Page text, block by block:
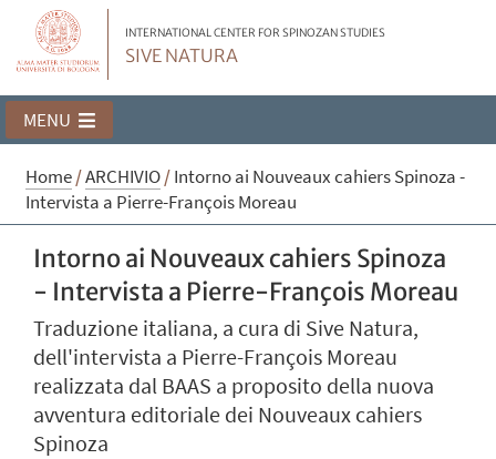
INTERNATIONAL CENTER FOR SPINOZAN STUDIES
SIVE NATURA
MENU
Home/ARCHIVIO/Intorno ai Nouveaux cahiers Spinoza -
Intervista a Pierre-François Moreau
Intorno ai Nouveaux cahiers Spinoza
- Intervista a Pierre-François Moreau
Traduzione italiana, a cura di Sive Natura,
dell'intervista a Pierre-François Moreau
realizzata dal BAAS a proposito della nuova
avventura editoriale dei Nouveaux cahiers
Spinoza